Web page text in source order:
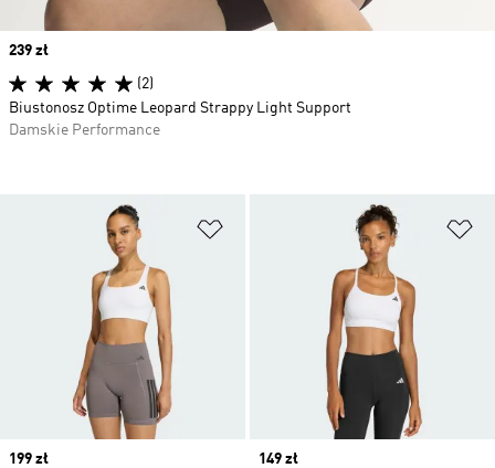
Dodaj do listy życzeń
Price
199 zł
Price
149 zł
Price
239 zł
(2)
Biustonosz Optime Leopard Strappy Light Support
Damskie Performance